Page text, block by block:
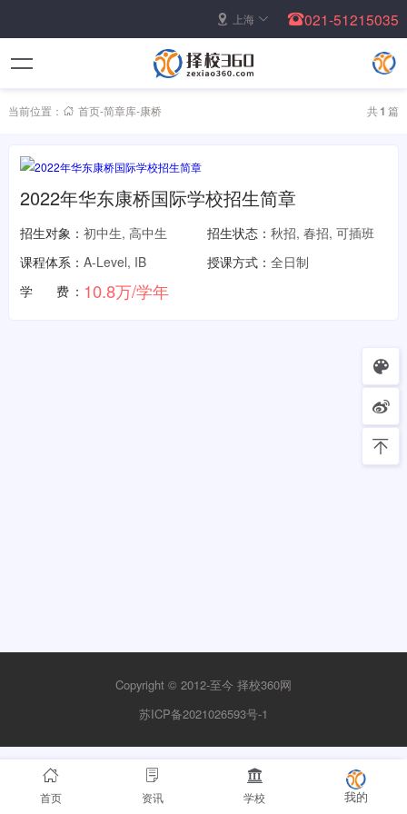
上海 021-51215035
当前位置： 首页-简章库-康桥 共1 篇
2022年华东康桥国际学校招生简章
招生对象： 初中生, 高中生 招生状态： 秋招, 春招, 可插班
课程体系： A-Level, IB 授课方式： 全日制
学 费： 10.8万/学年
Copyright © 2012-至今 择校360网
苏ICP备2021026593号-1
首页 资讯 学校 我的